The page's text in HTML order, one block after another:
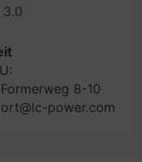
3.0
8-10
power.com